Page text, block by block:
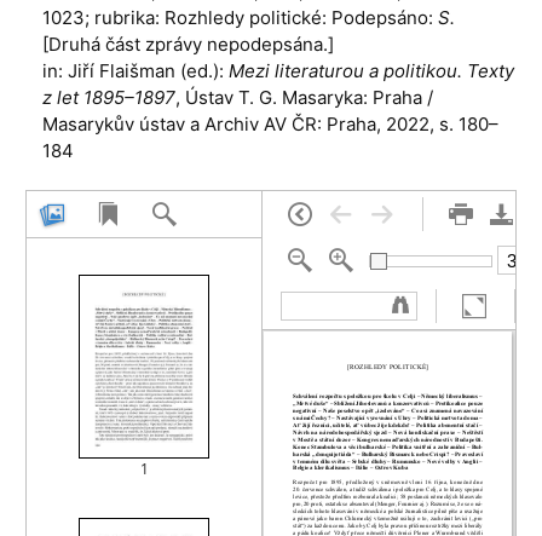
1023; rubrika: Rozhledy politické: Podepsáno: S.
[Druhá část zprávy nepodepsána.]
in: Jiří Flaišman (ed.): Mezi literaturou a politikou. Texty
z let 1895–1897, Ústav T. G. Masaryka: Praha /
Masarykův ústav a Archiv AV ČR: Praha, 2022, s. 180–
184